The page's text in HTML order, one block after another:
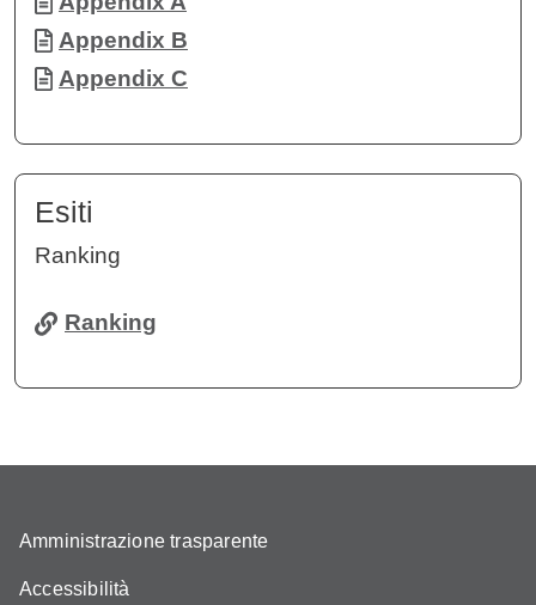
Documento
Appendix B
Documento
Appendix C
Esiti
Ranking
Ranking
Amministrazione trasparente
Accessibilità